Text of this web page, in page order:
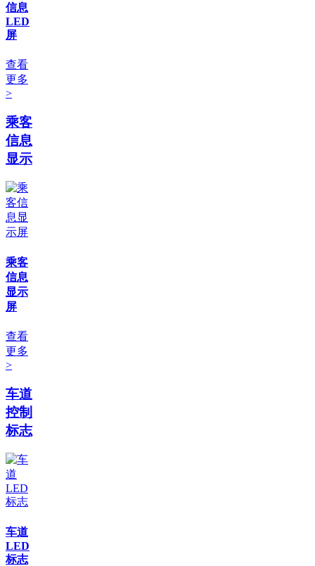
信息
LED
屏
查看
更多
>
乘客
信息
显示
乘客
信息
显示
屏
查看
更多
>
车道
控制
标志
车道
LED
标志